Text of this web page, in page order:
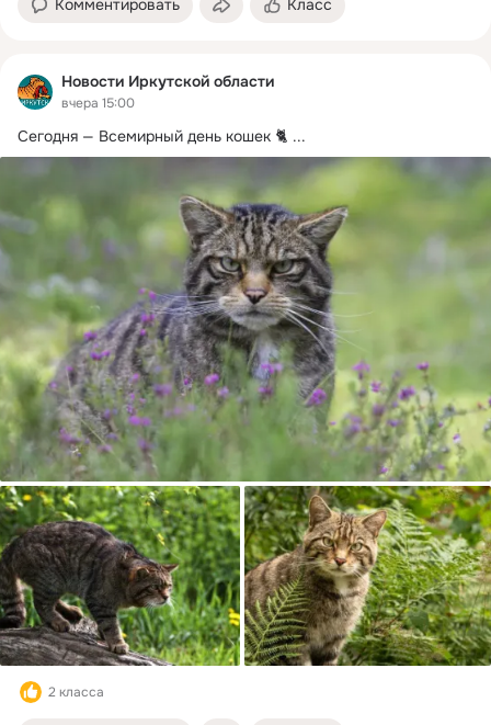
Комментировать Класс
Новости Иркутской области
вчера 15:00
Сегодня — Всемирный день кошек 🐈 ...
2 класса